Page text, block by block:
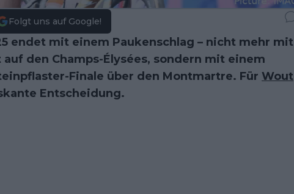
Folgt uns auf Google!
endet mit einem Paukenschlag – nicht mehr mit
den Champs-Élysées, sondern mit einem
Finale über den Montmartre. Für Wout
Entscheidung.